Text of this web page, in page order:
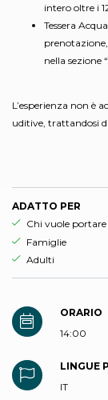
intero oltre i
Tessera
nella sezione
L’esperienza non è
uditive, trattandosi
ADATTO PER
Esperienza adatta
Chi vuole portare
Esperienza adatta per
Famiglie
Esperienza adatta per
Adulti
ORARIO
14:00
LINGUE
IT